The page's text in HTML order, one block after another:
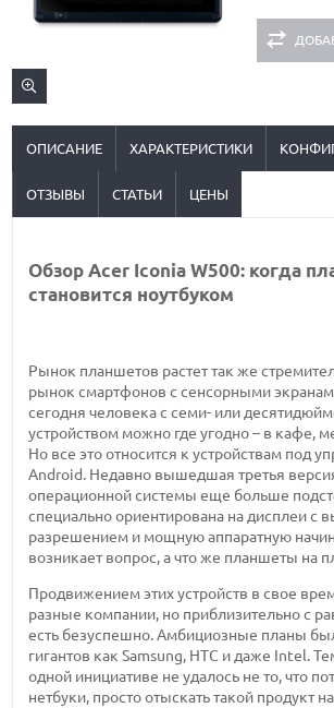
ОПИСАНИЕ ХАРАКТЕРИСТИКИ
ОТЗЫВЫ СТАТЬИ ЦЕНЫ
Обзор Acer Iconia W500: когда
становится ноутбуком
Рынок планшетов растет так же
рынок смартфонов с сенсорными
сегодня человека с семи- или
устройством можно где угодно – в кафе,
Но все это относится к устройствам под
Android. Недавно вышедшая третья
операционной системы еще больше
специально ориентирована на дисплеи с
разрешением и мощную аппаратную
возникает вопрос, а что же планшеты на
Продвижением этих устройств в свое
разные компании, но приблизительно с
есть безуспешно. Амбициозные планы
гигантов как Samsung, HTC и даже Intel.
одной инициативе не удалось не то, что
нетбуки, просто отыскать такой продукт